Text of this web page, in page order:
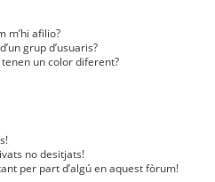
m’hi afilio?
grup d’usuaris?
un color diferent?
no desitjats!
per part d’algú en aquest fòrum!